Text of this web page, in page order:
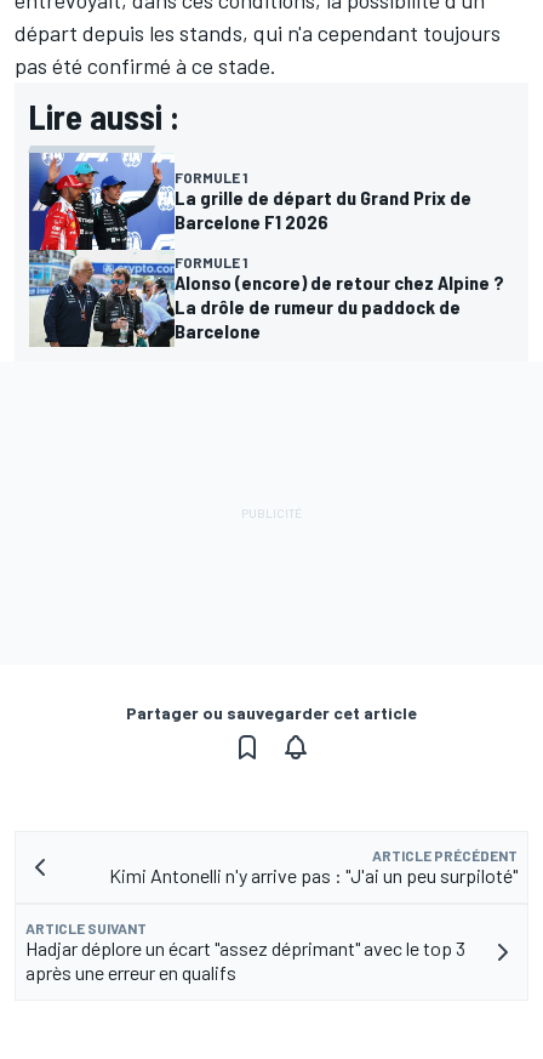
départ depuis les stands, qui n'a cependant toujours
pas été confirmé à ce stade.
Lire aussi :
FORMULE 1
La grille de départ du Grand Prix de
Barcelone F1 2026
FORMULE 1
Alonso (encore) de retour chez Alpine ?
La drôle de rumeur du paddock de
Barcelone
Partager ou sauvegarder cet article
ARTICLE PRÉCÉDENT
Kimi Antonelli n'y arrive pas : "J'ai un peu surpiloté"
ARTICLE SUIVANT
Hadjar déplore un écart "assez déprimant" avec le top 3
après une erreur en qualifs